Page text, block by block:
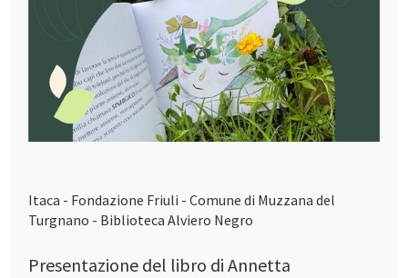
Itaca - Fondazione Friuli - Comune di Muzzana del
Turgnano - Biblioteca Alviero Negro
Presentazione del libro di Annetta